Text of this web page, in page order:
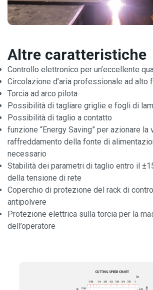
Altre caratteristiche
Controllo elettronico per un’eccellente
Circolazione d’aria professionale ad alto
Torcia ad arco pilota
Possibilità di tagliare griglie e fogli di
Possibilità di taglio a contatto
funzione “Energy Saving” per azionare la
raffreddamento della fonte di
necessario
Stabilità dei parametri di taglio entro il
della tensione di rete
Coperchio di protezione del rack di
antipolvere
Protezione elettrica sulla torcia per la
dell’operatore